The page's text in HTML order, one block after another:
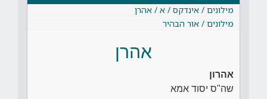
מילונים / אינדקס / א / אהרן
מילונים / אור הבהיר
אהרן
אהרון
שה"ס יסוד אמא